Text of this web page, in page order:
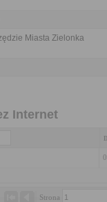
Miasta Zielonka
Internet
Strona